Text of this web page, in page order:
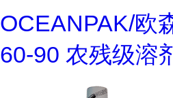
OCEANPAK/欧
60-90 农残级溶